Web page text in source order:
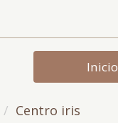
Inicio
Centro iris